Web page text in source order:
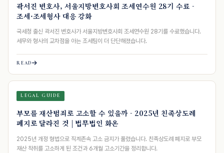
곽서진 변호사, 서울지방변호사회 조세연수원 28기 수료 -
조세·조세형사 대응 강화
국세청 출신 곽서진 변호사가 서울지방변호사회 조세연수원 28기를 수료했습니다.
세무와 형사의 교차점을 아는 조세팀이 더 단단해졌습니다.
READ
LEGAL GUIDE
부모를 재산범죄로 고소할 수 있을까 - 2025년 친족상도례
폐지로 달라진 것 | 법무법인 화온
2025년 개정 형법으로 직계존속 고소 금지가 풀렸습니다. 친족상도례 폐지로 부모
재산 착취를 고소하게 된 조건과 6개월 고소기간을 정리합니다.